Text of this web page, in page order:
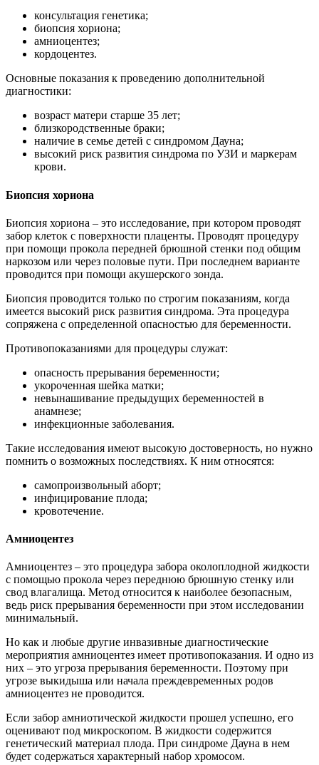
консультация генетика;
биопсия хориона;
амниоцентез;
кордоцентез.
Основные показания к проведению дополнительной
диагностики:
возраст матери старше 35 лет;
близкородственные браки;
наличие в семье детей с синдромом Дауна;
высокий риск развития синдрома по УЗИ и маркерам
крови.
Биопсия хориона
Биопсия хориона – это исследование, при котором проводят
забор клеток с поверхности плаценты. Проводят процедуру
при помощи прокола передней брюшной стенки под общим
наркозом или через половые пути. При последнем варианте
проводится при помощи акушерского зонда.
Биопсия проводится только по строгим показаниям, когда
имеется высокий риск развития синдрома. Эта процедура
сопряжена с определенной опасностью для беременности.
Противопоказаниями для процедуры служат:
опасность прерывания беременности;
укороченная шейка матки;
невынашивание предыдущих беременностей в
анамнезе;
инфекционные заболевания.
Такие исследования имеют высокую достоверность, но нужно
помнить о возможных последствиях. К ним относятся:
самопроизвольный аборт;
инфицирование плода;
кровотечение.
Амниоцентез
Амниоцентез – это процедура забора околоплодной жидкости
с помощью прокола через переднюю брюшную стенку или
свод влагалища. Метод относится к наиболее безопасным,
ведь риск прерывания беременности при этом исследовании
минимальный.
Но как и любые другие инвазивные диагностические
мероприятия амниоцентез имеет противопоказания. И одно из
них – это угроза прерывания беременности. Поэтому при
угрозе выкидыша или начала преждевременных родов
амниоцентез не проводится.
Если забор амниотической жидкости прошел успешно, его
оценивают под микроскопом. В жидкости содержится
генетический материал плода. При синдроме Дауна в нем
будет содержаться характерный набор хромосом.